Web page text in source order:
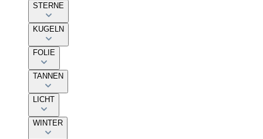
STERNE
KUGELN
FOLIE
TANNEN
LICHT
WINTER